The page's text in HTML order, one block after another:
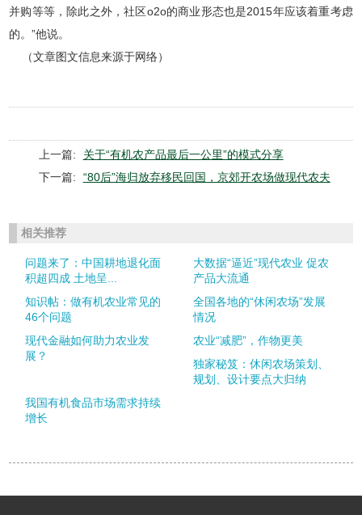
并购等等，除此之外，社区o2o的商业形态也是2015年应该着重考虑
的。”他说。
（文章图文信息来源于网络）
上一篇:
关于“有机农产品最后一公里”的模式分享
下一篇:
“80后”海归放弃移民回国，京郊开农场做现代农夫
相关推荐
问题来了：中国耕地退化面
积超四成 土地呈...
大数据“逼近”现代农业 促农
产品大流通
知识帖：做有机农业常见的
46个问题
全国各地的“休闲农场”发展
情况
现代金融如何助力农业发
展？
农业“减肥”，作物更美
独家秘笈：休闲农场策划、
规划、设计要点大归纳
我国有机食品市场需求持续
增长